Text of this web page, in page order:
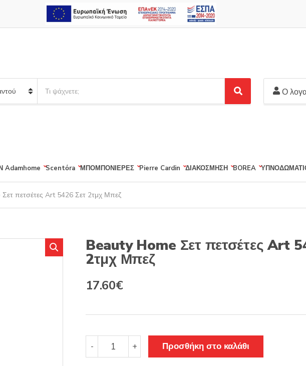
a
o
d
u
:
S
e
Ο
Adamhome Scentόra ΜΠΟΜΠΟΝΙΕΡΕΣ Pierre Cardin ΔΙΑΚΟΣΜΗΣΗ BOREA
πετσέτες Art 5426 Σετ 2τμχ Μπεζ
Beauty Home Σετ πετσέτες Art
2τμχ Μπεζ
Original
22.00€.
17.60€Η
είναι:
17.60€.
-
Beauty
Home
+ Προσθήκη στο καλάθι